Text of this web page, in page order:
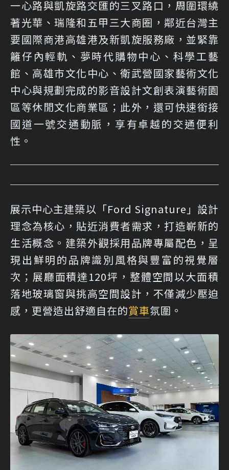
一心路與凱旋路交匯的三叉路口，周圍環繞
著光華、瑞隆和五甲三大商圈，鄰近台灣主
要國際商港高雄港及新凱旋服務廠，並緊靠
籬仔內輕軌、夢時代購物中心、科學工藝
館、高雄市文化中心、衛武營國家藝術文化
中心與規劃完成的影音設計文創表演藝術園
區等休閒文化商業區；此外，還可快速銜接
國道一號交通動脈，享有卓越的交通便利
性。
展示中心主建築以「Ford Signature」設計
理念為核心，貼近消費者需求，打造嶄新的
生活概念。建築外觀採用品牌專屬配色，呈
現出鮮明的品牌識別風格與豐富的視覺層
次；展廳面積達120坪，整體空間以大面積
落地玻璃窗與挑高空間設計，不僅減少壓迫
感，更營造出舒適自在的賞車氛圍。